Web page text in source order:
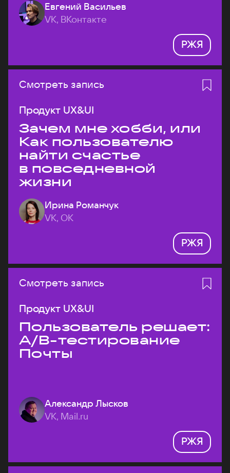
Евгений Васильев
VK, ВКонтакте
РЖЯ
Смотреть запись
Продукт UX&UI
Зачем мне хобби, или
Как пользователю
найти счастье
в повседневной
жизни
Ирина Романчук
VK, ОК
РЖЯ
Смотреть запись
Продукт UX&UI
Пользователь решает:
A/B-тестирование
Почты
Александр Лысков
VK, Mail.ru
РЖЯ